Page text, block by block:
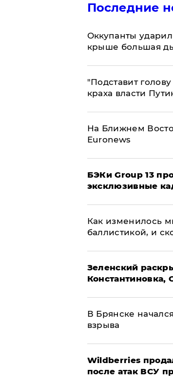
Последние
Оккупанты
крыше большая
​"Подставит
краха власти
На Ближнем
Euronews
​БЭКи Group 13
эксклюзивные
Как изменилось
баллистикой, и
​Зеленский
Константиновка,
В Брянске
взрыва
​Wildberries
после атак ВСУ